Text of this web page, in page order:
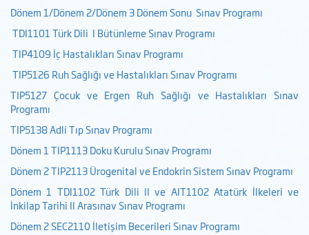
Dönem 1/Dönem 2/Dönem 3 Dönem Sonu Sınav Programı
TDI1101 Türk Dili I Bütünleme Sınav Programı
TIP4109 İç Hastalıkları Sınav Programı
TIP5126 Ruh Sağlığı ve Hastalıkları Sınav Programı
TIP5127 Çocuk ve Ergen Ruh Sağlığı ve Hastalıkları Sınav
Programı
TIP5138 Adli Tıp Sınav Programı
Dönem 1 TIP1113 Doku Kurulu Sınav Programı
Dönem 2 TIP2113 Ürogenital ve Endokrin Sistem Sınav Programı
Dönem 1 TDI1102 Türk Dili II ve AIT1102 Atatürk İlkeleri ve
İnkilap Tarihi II Arasınav Sınav Programı
Dönem 2 SEC2110 İletişim Becerileri Sınav Programı